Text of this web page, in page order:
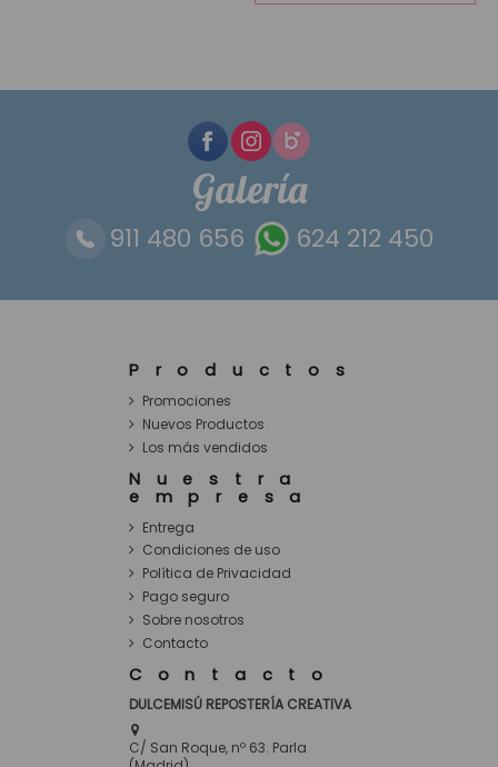
Galería
911 480 656 624 212 450
Productos
Promociones
Nuevos Productos
Los más vendidos
Nuestra
empresa
Entrega
Condiciones de uso
Política de Privacidad
Pago seguro
Sobre nosotros
Contacto
Contacto
DULCEMISÚ REPOSTERÍA CREATIVA
C/ San Roque, nº 63. Parla